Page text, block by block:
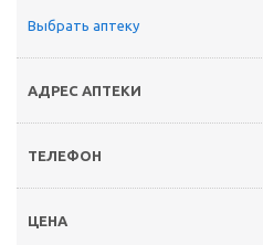
Выбрать аптеку